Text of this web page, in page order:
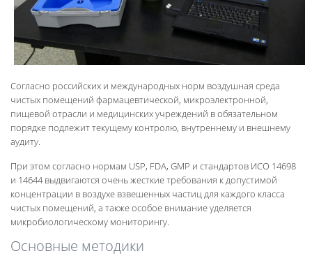
Согласно российских и международных норм воздушная среда
чистых помещений фармацевтической, микроэлектронной,
пищевой отрасли и медицинских учреждений в обязательном
порядке подлежит текущему контролю, внутреннему и внешнему
аудиту.
При этом согласно нормам USP, FDA, GMP и стандартов ИСО 14698
и 14644 выдвигаются очень жесткие требования к допустимой
концентрации в воздухе взвешенных частиц для каждого класса
чистых помещений, а также особое внимание уделяется
микробиологическому мониторингу.
Основные методики